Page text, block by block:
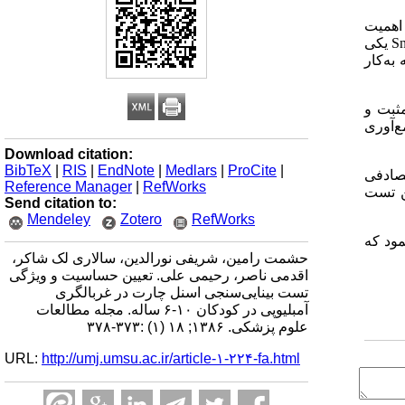
Download citation:
BibTeX
RIS EndNote Medlars ProCite
Reference Manager
RefWorks
Send citation to:
Mendeley
Zotero RefWorks
حشمت رامین، شریفی نورالدین، سالاری لک شاکر،
اقدمی ناصر، رحیمی علی. تعیین حساسیت و ویژگی
تست بینایی‌سنجی اسنل چارت در غربالگری
آمبلیوپی در کودکان ۱۰-۶ ساله. مجله مطالعات
علوم پزشکی. ۱۳۸۶; ۱۸ (۱) :۳۷۳-۳۷۸
URL: http://umj.umsu.ac.ir/article-۱-۲۲۴-fa.html
اهمیت
یکی
6 تا 10 ساله شهر ارومیه به‌کار
و
و مابقی تست منفی بودند. از جمعیت 300 نفری تصادفی
263 نفری تصادفی از بین تست
توجه نمود که